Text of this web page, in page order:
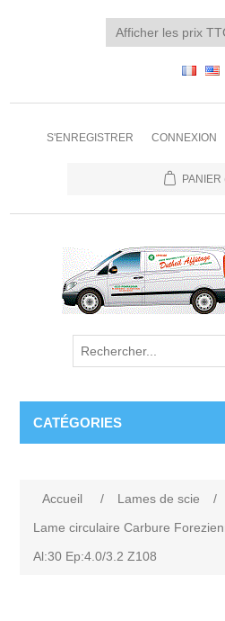
S'ENREGISTRER CONNEXION
PANIER
CATÉGORIES
Accueil / Lames de scie /
Lame circulaire Carbure
Al:30 Ep:4.0/3.2 Z108